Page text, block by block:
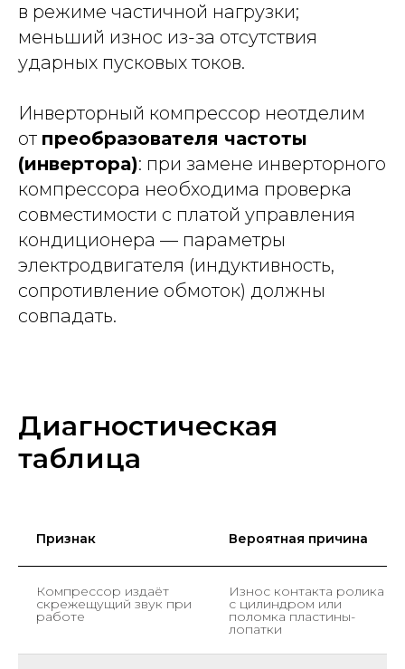
в режиме частичной нагрузки;
меньший износ из-за отсутствия
ударных пусковых токов.
Инверторный компрессор неотделим
от преобразователя частоты
(инвертора): при замене инверторного
компрессора необходима проверка
совместимости с платой управления
кондиционера — параметры
электродвигателя (индуктивность,
сопротивление обмоток) должны
совпадать.
Диагностическая
таблица
Признак Вероятная причина
Компрессор издаёт
скрежещущий звук при
работе
Износ контакта ролика
с цилиндром или
поломка пластины-
лопатки